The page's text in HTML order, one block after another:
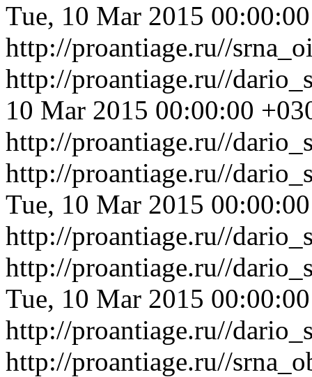
Tue, 10 Mar 2015
http://proantiage.ru//
http://proantiage.ru//
10 Mar 2015 00:00:00
http://proantiage.ru//
http://proantiage.ru//
Tue, 10 Mar 2015
http://proantiage.ru//
http://proantiage.ru//
Tue, 10 Mar 2015
http://proantiage.ru//
http://proantiage.ru//